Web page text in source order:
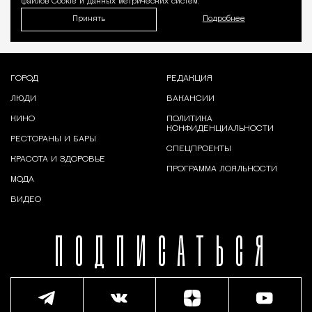
файлов Cookie и данных метрических систем.
Принять Подробнее
ПОДПИСАТЬСЯ
ГОРОД
ЛЮДИ
КИНО
РЕСТОРАНЫ И БАРЫ
КРАСОТА И ЗДОРОВЬЕ
МОДА
ВИДЕО
РЕДАКЦИЯ
ВАКАНСИИ
ПОЛИТИКА
КОНФИДЕНЦИАЛЬНОСТИ
СПЕЦПРОЕКТЫ
ПРОГРАММА ЛОЯЛЬНОСТИ